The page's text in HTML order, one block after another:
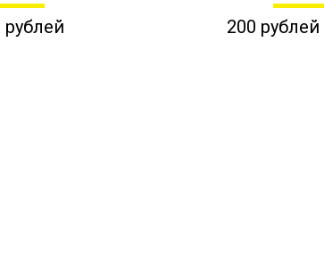
рублей 200